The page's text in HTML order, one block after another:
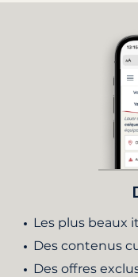
Les plus beaux
Des contenus
Des offres